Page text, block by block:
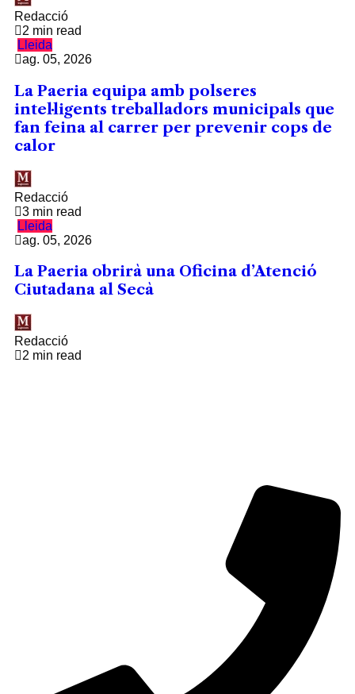
Redacció
2 min read
Lleida
ag. 05, 2026
La Paeria equipa amb polseres
intel·ligents treballadors municipals que
fan feina al carrer per prevenir cops de
calor
Redacció
3 min read
Lleida
ag. 05, 2026
La Paeria obrirà una Oficina d’Atenció
Ciutadana al Secà
Redacció
2 min read